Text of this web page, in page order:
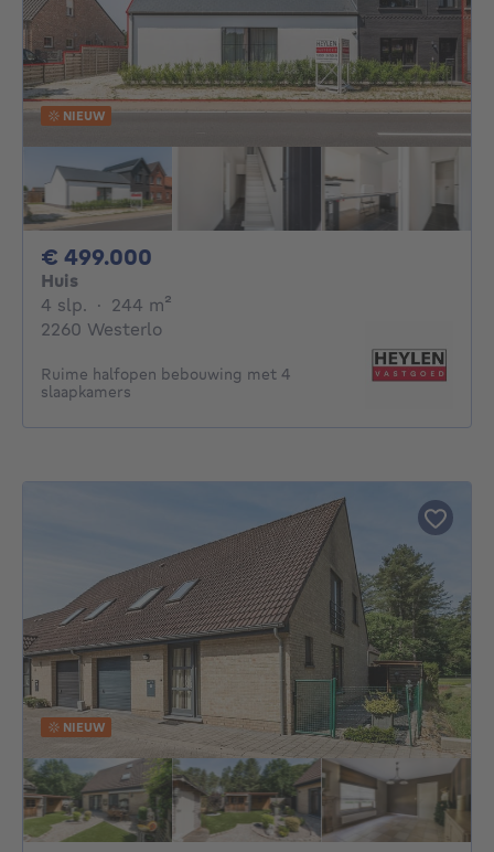
NIEUW
€ 499.000
Huis
4 slp. 4 slaapkamers
· 244 m²
2260 Westerlo
Ruime halfopen bebouwing met 4
slaapkamers
NIEUW